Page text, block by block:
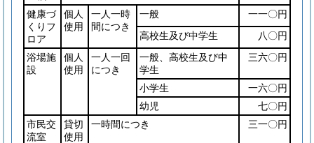
健康づ
くりフ
ロア
個人
使用
一人一時
間につき
一般
一一〇円
高校生及び中学生
八〇円
浴場施
設
個人
使用
一人一回
につき
一般、高校生及び中
学生
三六〇円
小学生
一六〇円
幼児
七〇円
市民交
流室
貸切
使用
一時間につき 三一〇円